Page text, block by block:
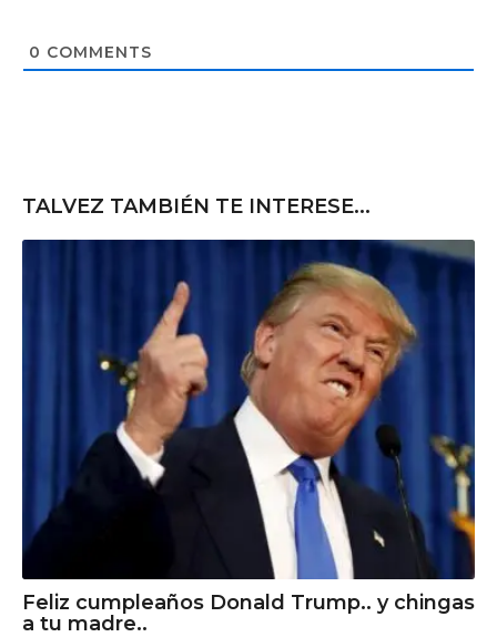
e
0 COMMENTS
TALVEZ TAMBIÉN TE INTERESE...
Feliz cumpleaños Donald Trump.. y chingas
a tu madre..